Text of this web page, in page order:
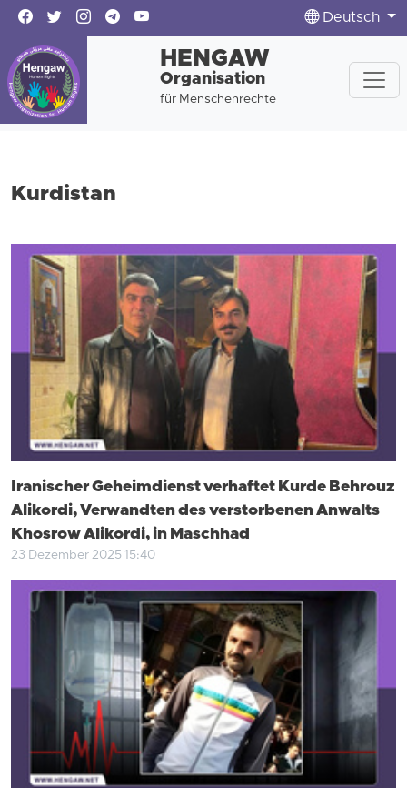
Deutsch
HENGAW
Organisation
für Menschenrechte
Kurdistan
Iranischer Geheimdienst verhaftet Kurde Behrouz
Alikordi, Verwandten des verstorbenen Anwalts
Khosrow Alikordi, in Maschhad
23 Dezember 2025 15:40